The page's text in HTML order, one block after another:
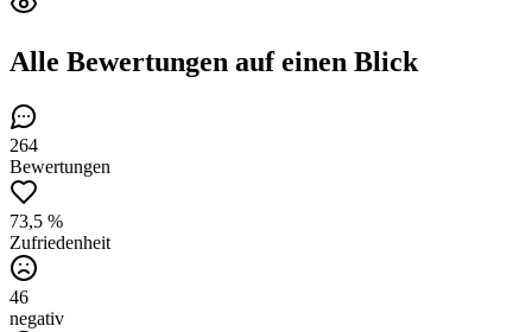
Alle Bewertungen auf einen Blick
264
Bewertungen
73,5 %
Zufriedenheit
46
negativ